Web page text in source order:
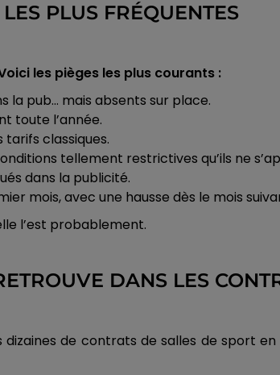
PLUS FRÉQUENTES
les pièges les plus courants :
la pub… mais absents sur place.
toute l’année.
classiques.
tellement restrictives qu’ils ne
dans la publicité.
mois, avec une hausse dès le mois
l’est probablement.
DANS LES
dizaines de contrats de salles de sport